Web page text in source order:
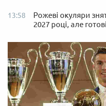
13:58
Рожеві окуляри
2027 році, але